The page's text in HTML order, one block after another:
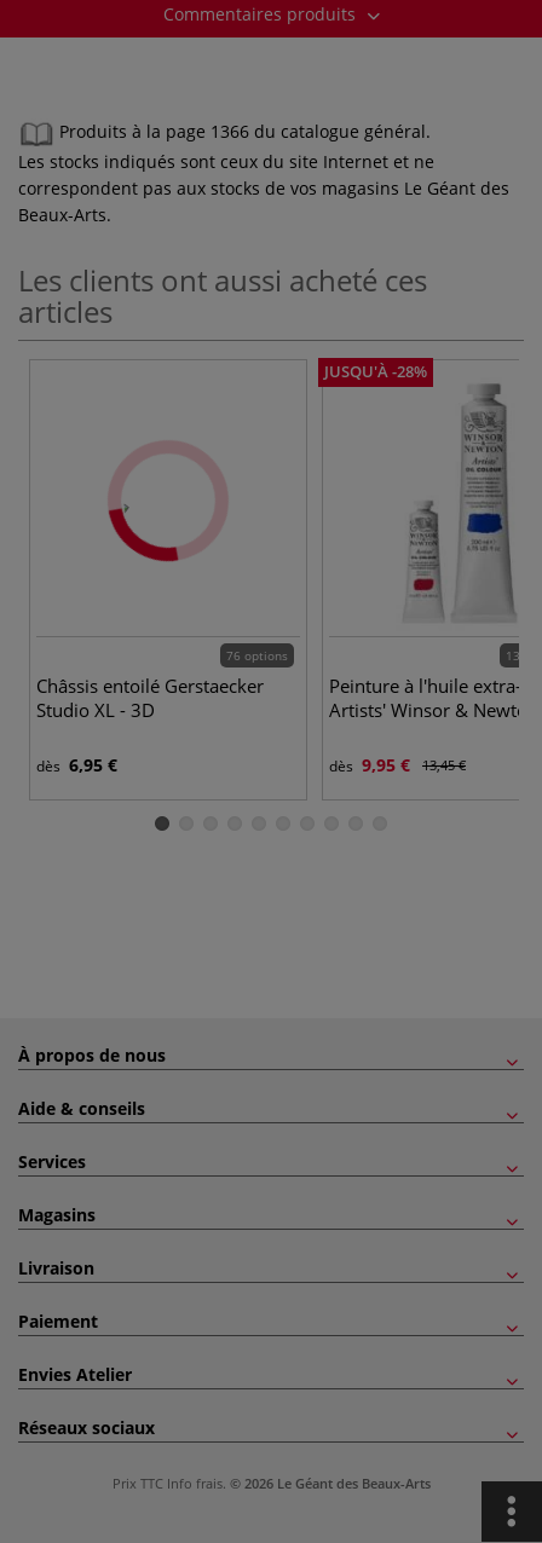
Commentaires produits
Produits à la page 1366 du catalogue général.
Les stocks indiqués sont ceux du site Internet et ne
correspondent pas aux stocks de vos magasins Le Géant des
Beaux-Arts.
Les clients ont aussi acheté ces
articles
76 options
Châssis entoilé Gerstaecker
Studio XL - 3D
dès 6,95 €
JUSQU'À -28%
138
Peinture à l'huile extra-
Artists' Winsor & Newton
dès 9,95 € 13,45 €
À propos de nous
Aide & conseils
Services
Magasins
Livraison
Paiement
Envies Atelier
Réseaux sociaux
Prix TTC Info frais. © 2026 Le Géant des Beaux-Arts